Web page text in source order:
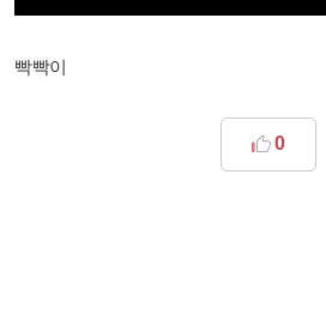
빡빡이
0